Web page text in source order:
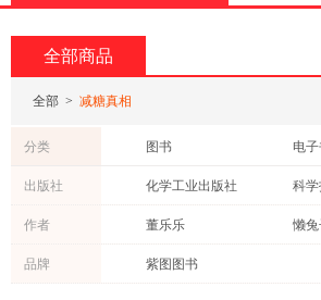
全部商品
全部 > 减糖真相
分类 图书 电
出版社 化学工业出版社
北京
作者 董乐乐 懒
品牌 紫图图书
页
加